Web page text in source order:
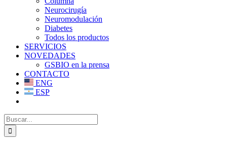
Neurocirugía
Neuromodulación
Diabetes
Todos los productos
SERVICIOS
NOVEDADES
GSBIO en la prensa
CONTACTO
ENG
ESP
Buscar: